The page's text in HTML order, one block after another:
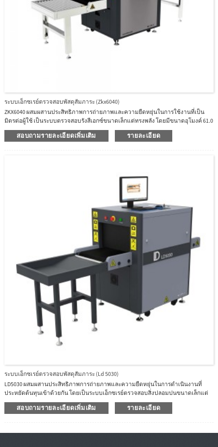
ระบบเอ็กซเรย์ตรวจสอบพัสดุสัมภาระ (Zkx6040)
ZKX6040 ผสมผสานประสิทธิภาพการถ่ายภาพและความยืดหยุ่นในการใช้งานที่เป็น
มิตรต่อผู้ใช้ เป็นระบบตรวจสอบรังสีเอกซ์ขนาดเล็กแต่ทรงพลัง โดยมีขนาดอุโมงค์ 61.0
x 42.0 ซม.ZKX6040 เป็นระบบที่เหมาะสำหรับการคัดกรองวัตถุขนาดเล็กระบบนี้ติดตั้ง
เครื่องกำเนิดและเครื่องตรวจจับคุณภาพสูงซึ่งให้คุณภาพของภาพขั้นสูงและการเจาะ
สอบถามรายละเอียดเพิ่มเติม รายละเอียด
ระบบเอ็กซเรย์ตรวจสอบพัสดุสัมภาระ (Ld 5030)
LD5030 ผสมผสานประสิทธิภาพการถ่ายภาพและความยืดหยุ่นในการดำเนินงานที่
ประหยัดต้นทุนเข้าด้วยกัน โดยเป็นระบบเอ็กซเรย์ตรวจสอบสิ่งปลอมปนขนาดเล็กแต่
ทรงพลัง โดยมีขนาดอุโมงค์ 50.7 x 30.4 ซม.LD5030 เป็นระบบที่เหมาะสำหรับการคัด
กรองวัตถุขนาดเล็กที่มีการเจาะทะลุเพิ่มขึ้น โดยเผยให้เห็นวัตถุระเบิดของเหลว IED
สอบถามรายละเอียดเพิ่มเติม รายละเอียด